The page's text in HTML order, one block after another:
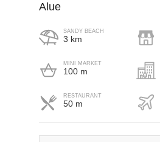
Alue
SANDY BEACH
3 km
MINI MARKET
100 m
RESTAURANT
50 m